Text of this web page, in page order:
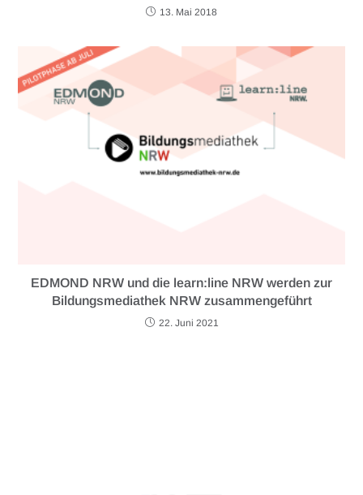
13. Mai 2018
EDMOND NRW und die learn:line NRW werden zur
Bildungsmediathek NRW zusammengeführt
22. Juni 2021